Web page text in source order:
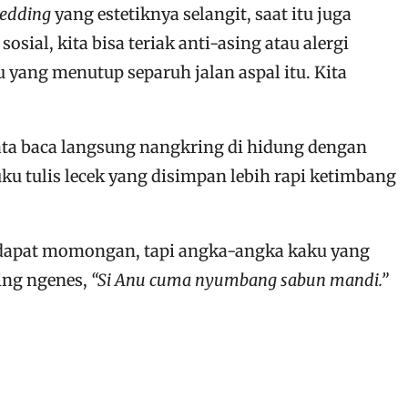
yang estetiknya selangit, saat itu juga
kita bisa teriak anti-asing atau alergi
yang menutup separuh jalan aspal itu. Kita
baca langsung nangkring di hidung dengan
tulis lecek yang disimpan lebih rapi ketimbang
momongan, tapi angka-angka kaku yang
ngenes, “Si Anu cuma nyumbang sabun mandi.”